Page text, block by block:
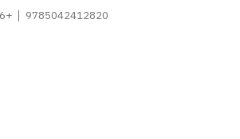
6+ 9785042412820